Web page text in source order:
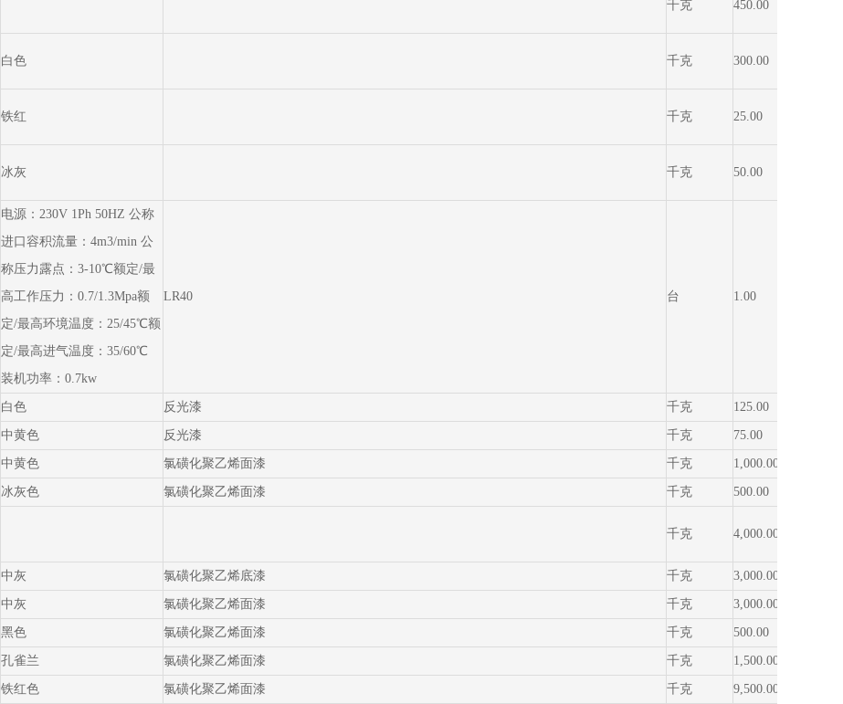
千克 450.00
白色 千克 300.00
铁红 千克 25.00
冰灰 千克 50.00
电源：230V 1Ph 50HZ 公称
进口容积流量：4m3/min 公
称压力露点：3-10℃额定/最
高工作压力：0.7/1.3Mpa额
定/最高环境温度：25/45℃额
定/最高进气温度：35/60℃
装机功率：0.7kw
LR40 台 1.00
白色 反光漆 千克 125.00
中黄色 反光漆 千克 75.00
中黄色 氯磺化聚乙烯面漆 千克 1,000.00
冰灰色 氯磺化聚乙烯面漆 千克 500.00
千克 4,000.00
中灰 氯磺化聚乙烯底漆 千克 3,000.00
中灰 氯磺化聚乙烯面漆 千克 3,000.00
黑色 氯磺化聚乙烯面漆 千克 500.00
孔雀兰 氯磺化聚乙烯面漆 千克 1,500.00
铁红色 氯磺化聚乙烯面漆 千克 9,500.00